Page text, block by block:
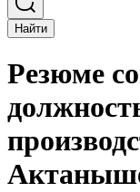
Найти
Резюме